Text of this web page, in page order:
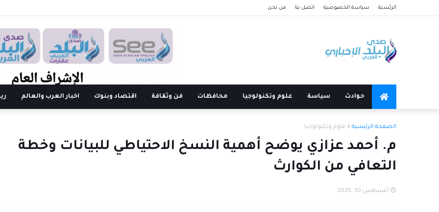
الرئسية سياسة الخصوصية اتصل بنا من نحن
حوادث سياسة علوم وتكنولوجيا محافظات فن وثقافة اقتصاد وبنوك اخبار العرب والعالم
الصفحة الرئيسية علوم وتكنولوجيا
م. أحمد عزازي يوضح أهمية النسخ الاحتياطي للبيانات وخطة
التعافي من الكوارث
أغسطس 30, 2025